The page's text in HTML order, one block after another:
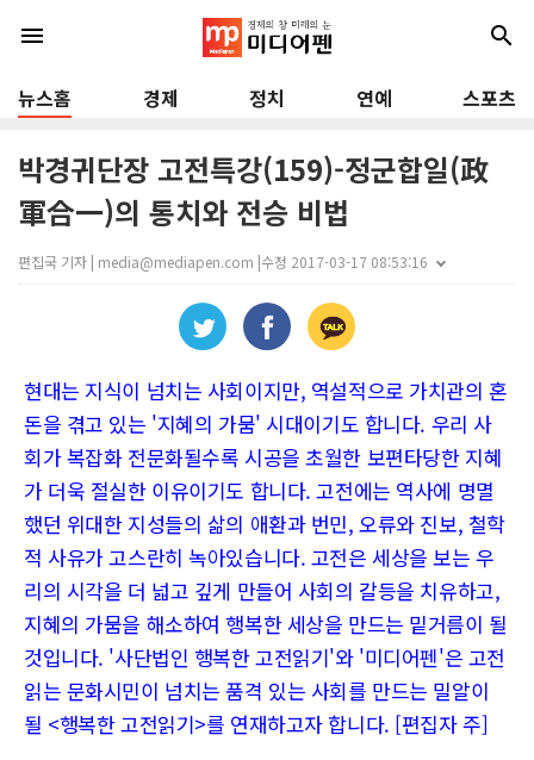
menu search
뉴스홈 경제 정치 연예 스포츠
박경귀단장 고전특강(159)-정군합일(政
軍合一)의 통치와 전승 비법
편집국 기자 | media@mediapen.com |수정 2017-03-17 08:53:16
현대는 지식이 넘치는 사회이지만, 역설적으로 가치관의 혼
돈을 겪고 있는 '지혜의 가뭄' 시대이기도 합니다. 우리 사
회가 복잡화 전문화될수록 시공을 초월한 보편타당한 지혜
가 더욱 절실한 이유이기도 합니다. 고전에는 역사에 명멸
했던 위대한 지성들의 삶의 애환과 번민, 오류와 진보, 철학
적 사유가 고스란히 녹아있습니다. 고전은 세상을 보는 우
리의 시각을 더 넓고 깊게 만들어 사회의 갈등을 치유하고,
지혜의 가뭄을 해소하여 행복한 세상을 만드는 밑거름이 될
것입니다. '사단법인 행복한 고전읽기'와 '미디어펜'은 고전
읽는 문화시민이 넘치는 품격 있는 사회를 만드는 밀알이
될 <행복한 고전읽기>를 연재하고자 합니다. [편집자 주]